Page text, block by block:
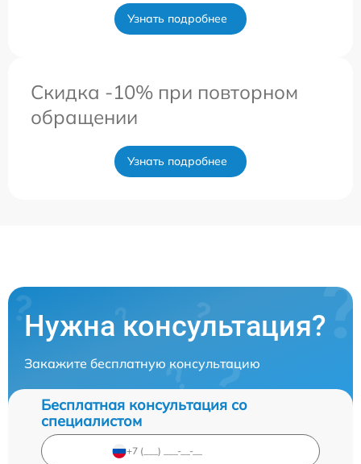
Узнать подробнее
Скидка -10% при повторном
обращении
Узнать подробнее
Нужна консультация?
Закажите бесплатную консультацию
Бесплатная консультация со
специалистом